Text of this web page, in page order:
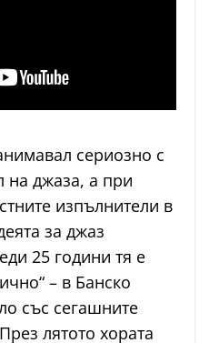
сериозно с
на джаза, а при
изпълнители в
за джаз
25 години тя е
– в Банско
със сегашните
лятото хората